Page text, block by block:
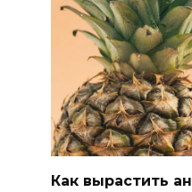
Как вырастить